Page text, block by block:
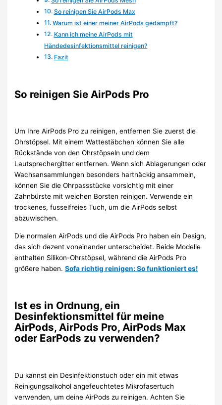
So reinigen Sie AirPods Max
Warum ist einer meiner AirPods gedämpft?
Kann ich meine AirPods mit
Händedesinfektionsmittel reinigen?
Fazit
So reinigen Sie AirPods Pro
Um Ihre AirPods Pro zu reinigen, entfernen Sie zuerst die
Ohrstöpsel. Mit einem Wattestäbchen können Sie alle
Rückstände von den Ohrstöpseln und dem
Lautsprechergitter entfernen. Wenn sich Ablagerungen oder
Wachsansammlungen besonders hartnäckig ansammeln,
können Sie die Ohrpassstücke vorsichtig mit einer
Zahnbürste mit weichen Borsten reinigen. Verwende ein
trockenes, fusselfreies Tuch, um die AirPods selbst
abzuwischen.
Die normalen AirPods und die AirPods Pro haben ein Design,
das sich dezent voneinander unterscheidet. Beide Modelle
enthalten Silikon-Ohrstöpsel, während die AirPods Pro
größere haben.Sofa richtig reinigen: So funktioniert es!
Ist es in Ordnung, ein
Desinfektionsmittel für meine
AirPods, AirPods Pro, AirPods Max
oder EarPods zu verwenden?
Du kannst ein Desinfektionstuch oder ein mit etwas
Reinigungsalkohol angefeuchtetes Mikrofasertuch
verwenden, um deine AirPods zu reinigen. Achten Sie